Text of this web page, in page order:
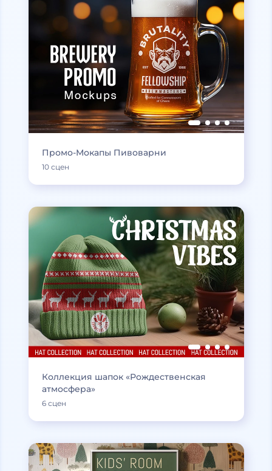
Промо-Мокапы Пивоварни
10 сцен
Коллекция шапок «Рождественская
атмосфера»
6 сцен